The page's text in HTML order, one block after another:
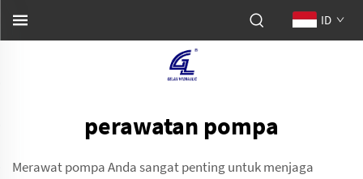
ID
perawatan pompa
Merawat pompa Anda sangat penting untuk menjaga